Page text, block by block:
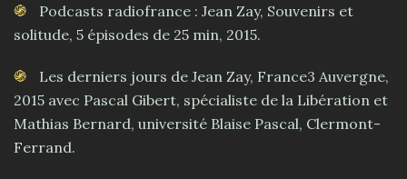
Podcasts radiofrance : Jean Zay, Souvenirs et
solitude, 5 épisodes de 25 min, 2015.
Les derniers jours de Jean Zay, France3 Auvergne,
2015 avec Pascal Gibert, spécialiste de la Libération et
Mathias Bernard, université Blaise Pascal, Clermont-
Ferrand.